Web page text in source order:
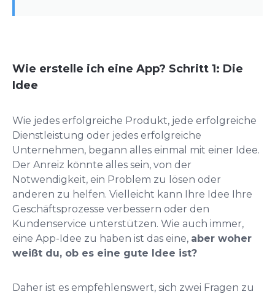
Wie erstelle ich eine App? Schritt 1: Die
Idee
Wie jedes erfolgreiche Produkt, jede erfolgreiche
Dienstleistung oder jedes erfolgreiche
Unternehmen, begann alles einmal mit einer Idee.
Der Anreiz könnte alles sein, von der
Notwendigkeit, ein Problem zu lösen oder
anderen zu helfen. Vielleicht kann Ihre Idee Ihre
Geschäftsprozesse verbessern oder den
Kundenservice unterstützen. Wie auch immer,
eine App-Idee zu haben ist das eine, aber woher
weißt du, ob es eine gute Idee ist?
Daher ist es empfehlenswert, sich zwei Fragen zu